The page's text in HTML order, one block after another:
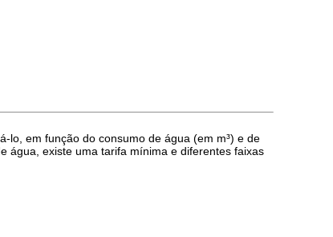
lo, em função do consumo de água (em m³) e de
água, existe uma tarifa mínima e diferentes faixas